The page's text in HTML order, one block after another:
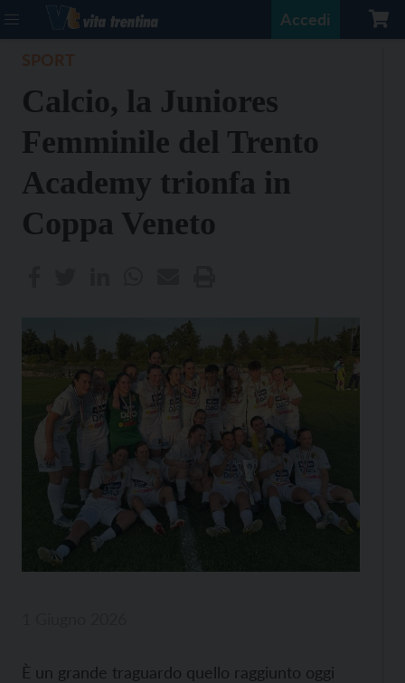
Accedi
Calcio, la Juniores
Femminile del Trento
Academy trionfa in
Coppa Veneto
È un grande traguardo quello raggiunto oggi